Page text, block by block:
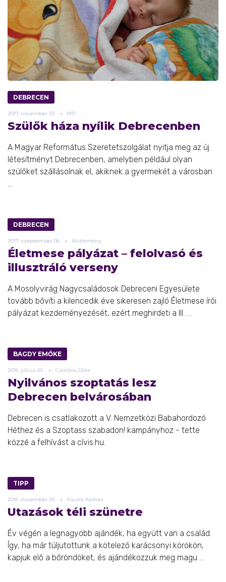
DEBRECEN
2017. november 23. MTI
Szülők háza nyílik Debrecenben
A Magyar Református Szeretetszolgálat nyitja meg az új
létesítményt Debrecenben, amelyben például olyan
szülőket szállásolnak el, akiknek a gyermekét a városban
...
DEBRECEN
2017. szeptember 06. Közlemény
Életmese pályázat – felolvasó és
illusztráló verseny
A Mosolyvirág Nagycsaládosok Debreceni Egyesülete
tovább bővíti a kilencedik éve sikeresen zajló Életmese írói
pályázat kezdeményezését, ezért meghirdeti a III. ...
BAGDY EMŐKE
2016. július 20. Csontos Dóra
Nyilvános szoptatás lesz
Debrecen belvárosában
Debrecen is csatlakozott a V. Nemzetközi Babahordozó
Héthez és a Szoptass szabadon! kampányhoz - tette
közzé a felhívást a cívis.hu.
TIPP
2015. november 29. Paulik András
Utazások téli szünetre
Év végén a legnagyobb ajándék, ha együtt van a család.
Így, ha már túljutottunk a kötelező karácsonyi körökön,
kapjuk elő a bőröndöket, és ajándékozzuk meg magu ...